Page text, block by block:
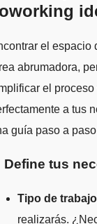
el espacio
abrumadora,
el
a tus
guía paso a
Define tus
Tipo de
realizarás.